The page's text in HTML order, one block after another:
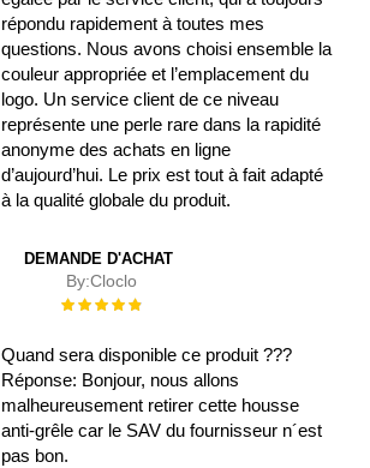
répondu rapidement à toutes mes
questions. Nous avons choisi ensemble la
couleur appropriée et l’emplacement du
logo. Un service client de ce niveau
représente une perle rare dans la rapidité
anonyme des achats en ligne
d’aujourd’hui. Le prix est tout à fait adapté
à la qualité globale du produit.
DEMANDE D'ACHAT
By:Cloclo
Évaluation :
Quand sera disponible ce produit ???
Réponse: Bonjour, nous allons
malheureusement retirer cette housse
anti-grêle car le SAV du fournisseur n´est
pas bon.